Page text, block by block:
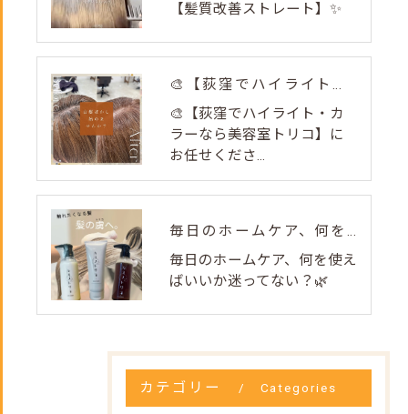
【髪質改善ストレート】✨
🎨【荻窪でハイライト・カラーなら美容室トリコ】にお任せくださ...
🎨【荻窪でハイライト・カ
ラーなら美容室トリコ】に
お任せくださ...
毎日のホームケア、何を使えばいいか迷ってない？🌿
毎日のホームケア、何を使え
ばいいか迷ってない？🌿
カテゴリー Categories